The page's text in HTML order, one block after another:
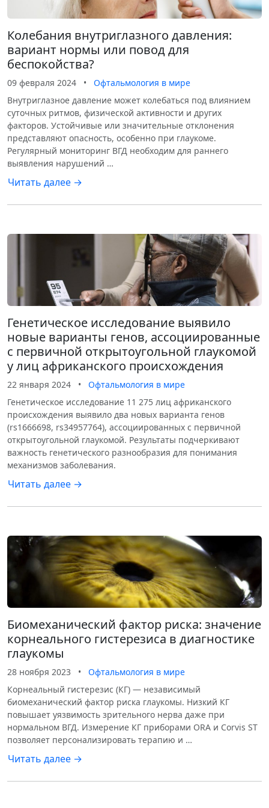
Колебания внутриглазного давления:
вариант нормы или повод для
беспокойства?
09 февраля 2024 •
Офтальмология в мире
Внутриглазное давление может колебаться под влиянием
суточных ритмов, физической активности и других
факторов. Устойчивые или значительные отклонения
представляют опасность, особенно при глаукоме.
Регулярный мониторинг ВГД необходим для раннего
выявления нарушений …
Читать далее →
Генетическое исследование выявило
новые варианты генов, ассоциированные
с первичной открытоугольной глаукомой
у лиц африканского происхождения
22 января 2024 •
Офтальмология в мире
Генетическое исследование 11 275 лиц африканского
происхождения выявило два новых варианта генов
(rs1666698, rs34957764), ассоциированных с первичной
открытоугольной глаукомой. Результаты подчеркивают
важность генетического разнообразия для понимания
механизмов заболевания.
Читать далее →
Биомеханический фактор риска: значение
корнеального гистерезиса в диагностике
глаукомы
28 ноября 2023 •
Офтальмология в мире
Корнеальный гистерезис (КГ) — независимый
биомеханический фактор риска глаукомы. Низкий КГ
повышает уязвимость зрительного нерва даже при
нормальном ВГД. Измерение КГ приборами ORA и Corvis ST
позволяет персонализировать терапию и …
Читать далее →